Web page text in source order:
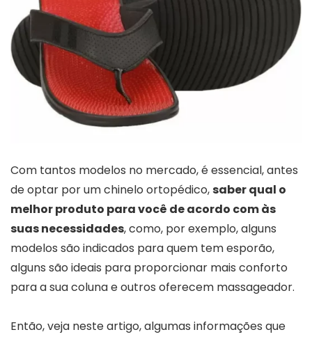
Com tantos modelos no mercado, é essencial, antes
de optar por um chinelo ortopédico,saber qual o
melhor produto para você de acordo com às
suas necessidades, como, por exemplo, alguns
modelos são indicados para quem tem esporão,
alguns são ideais para proporcionar mais conforto
para a sua coluna e outros oferecem massageador.
Então, veja neste artigo, algumas informações que